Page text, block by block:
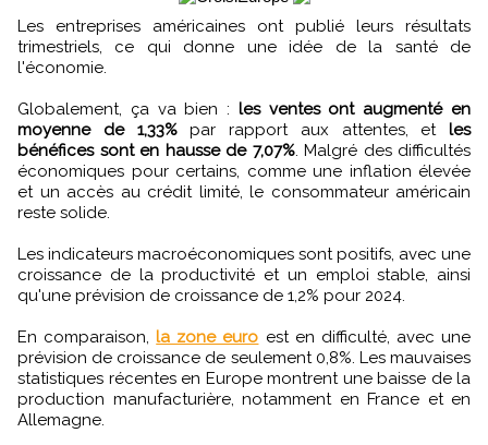
Les entreprises américaines ont publié leurs résultats
trimestriels, ce qui donne une idée de la santé de
l'économie.
Globalement, ça va bien : les ventes ont augmenté en
moyenne de 1,33%par rapport aux attentes, et les
bénéfices sont en hausse de 7,07%. Malgré des difficultés
économiques pour certains, comme une inflation élevée
et un accès au crédit limité, le consommateur américain
reste solide.
Les indicateurs macroéconomiques sont positifs, avec une
croissance de la productivité et un emploi stable, ainsi
qu'une prévision de croissance de 1,2% pour 2024.
En comparaison,la zone euro est en difficulté, avec une
prévision de croissance de seulement 0,8%. Les mauvaises
statistiques récentes en Europe montrent une baisse de la
production manufacturière, notamment en France et en
Allemagne.